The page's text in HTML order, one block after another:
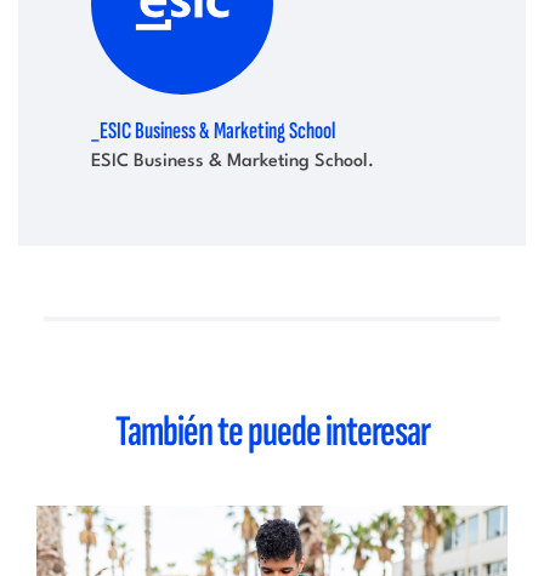
_ESIC Business & Marketing School
ESIC Business & Marketing School.
También te puede interesar